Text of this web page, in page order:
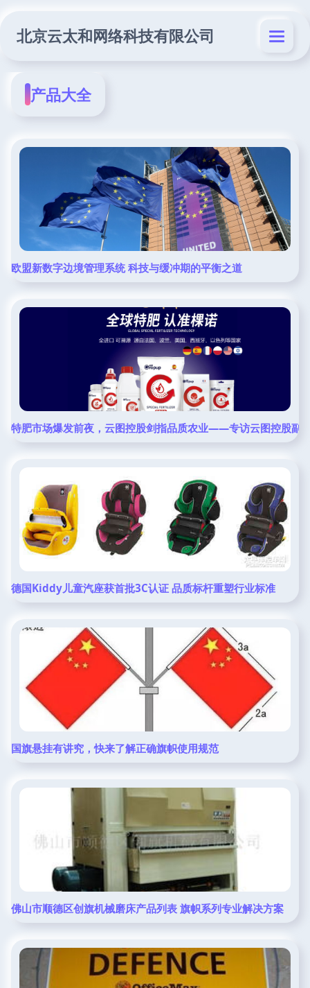
北京云太和网络科技有限公司
产品大全
欧盟新数字边境管理系统 科技与缓冲期的平衡之道
特肥市场爆发前夜，云图控股剑指品质农业——专访云图控股副
德国Kiddy儿童汽座获首批3C认证 品质标杆重塑行业标准
国旗悬挂有讲究，快来了解正确旗帜使用规范
佛山市顺德区创旗机械磨床产品列表 旗帜系列专业解决方案